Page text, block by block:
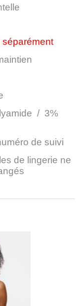
/ 3%
de suivi
de lingerie ne